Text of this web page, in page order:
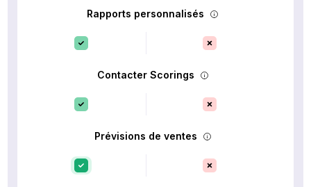
Rapports personnalisés
Contacter Scorings
Prévisions de ventes